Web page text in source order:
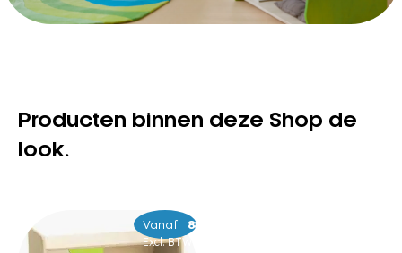
Producten binnen deze Shop de
look.
Vanaf 839
879
Excl. BTW